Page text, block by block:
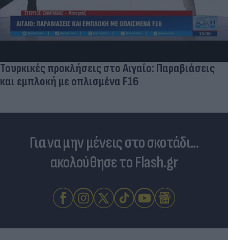
Τουρκικές προκλήσεις στο Αιγαίο: Παραβιάσεις
και εμπλοκή με οπλισμένα F16
Για να μην μένεις στο σκοτάδι...
ακολούθησε το Flash.gr